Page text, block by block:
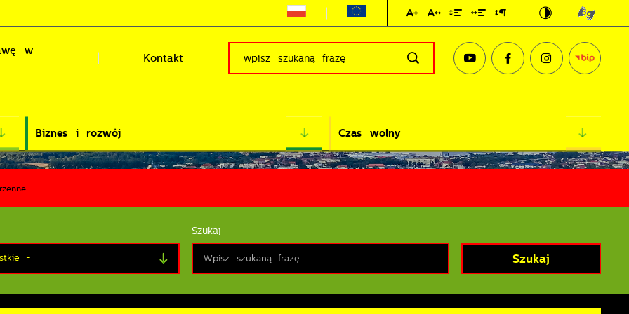
w
Kontakt
Biznes i rozwój Czas wolny
-
Szukaj
Szukaj